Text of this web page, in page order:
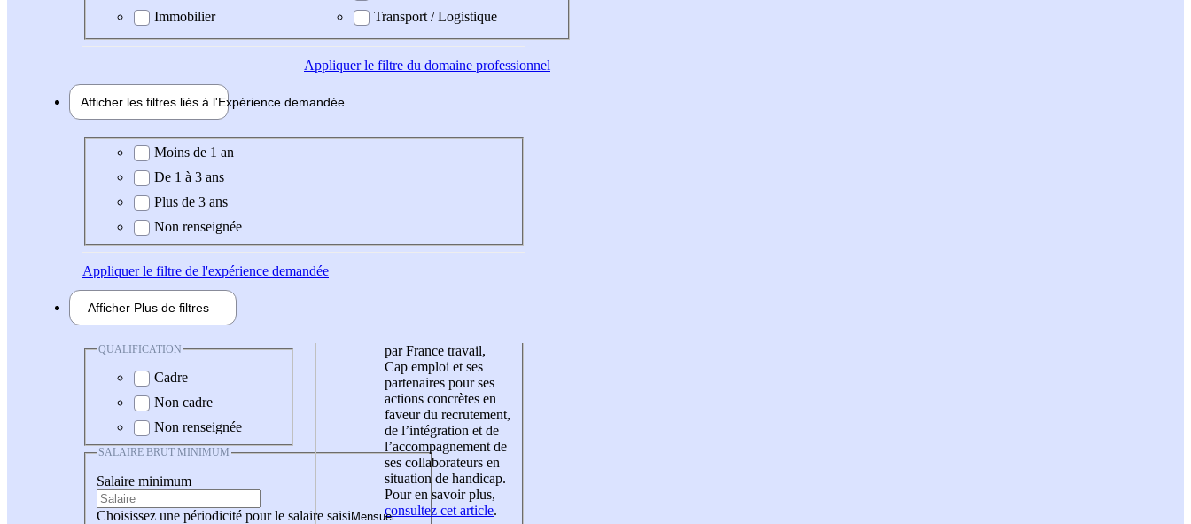
Immobilier
Transport / Logistique
Appliquerle filtre du domaine professionnel
Afficher les filtres liés à l'Expérience demandée
Expérience demandée
Moins de 1 an
De 1 à 3 ans
Plus de 3 ans
Non renseignée
Appliquerle filtre de l'expérience demandée
Afficher Plus de filtres
QUALIFICATION
Cadre
Non cadre
Non renseignée
SALAIRE BRUT MINIMUM
Salaire minimum
Choisissez une périodicité pour le salaire saisi
par France travail,
Cap emploi et ses
partenaires pour ses
actions concrètes en
faveur du recrutement,
de l’intégration et de
l’accompagnement de
ses collaborateurs en
situation de handicap.
Pour en savoir plus,
consultez cet article.